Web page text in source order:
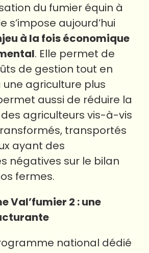
du fumier équin à
s’impose aujourd’hui
à la fois économique
. Elle permet de
de gestion tout en
agriculture plus
aussi de réduire la
agriculteurs vis-à-vis
transportés
ayant des
négatives sur le bilan
fermes.
Val’fumier 2 : une
national dédié